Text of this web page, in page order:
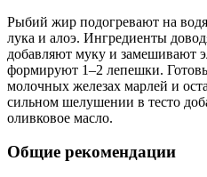
Рыбий жир подогревают на
лука и алоэ. Ингредиенты
добавляют муку и замешивают
формируют 1–2 лепешки.
молочных железах марлей и
сильном шелушении в тесто
оливковое масло.
Общие рекомендации